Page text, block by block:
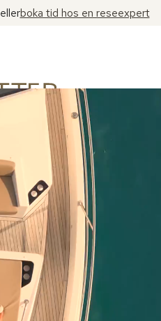
ellerboka tid hos en reseexpert